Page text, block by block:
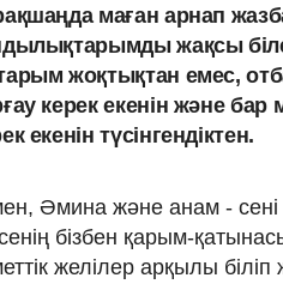
маған арнап
жақсы
жоқтықтан емес,
керек екенін және
екенін түсінгендіктен.
Әмина және анам -
бізбен қарым-
желілер арқылы біліп